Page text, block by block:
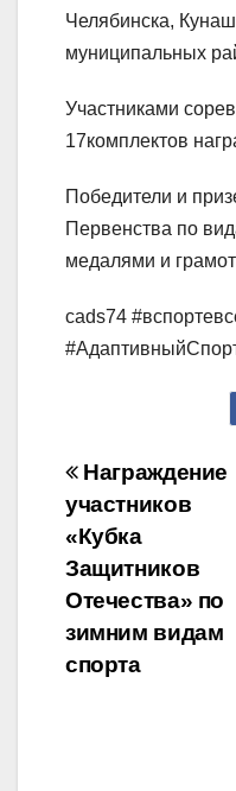
Челябинска,
муниципальных
Участниками
17комплектов
Победители и
Первенства по
медалями и
cads74
по
записям
Награждение
участников
«Кубка
Защитников
Отечества» по
зимним видам
спорта